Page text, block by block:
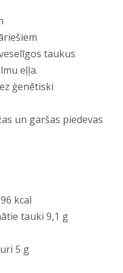
taukus
eļļa.
ģenētiski
un garšas piedevas
kcal
tauki 9,1 g
5 g